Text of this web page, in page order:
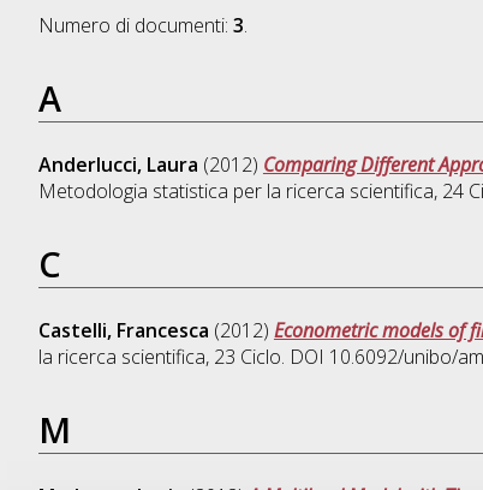
Numero di documenti: 3.
A
Anderlucci, Laura (2012) Comparing Different
Metodologia statistica per la ricerca scientifica, 24
C
Castelli, Francesca (2012) Econometric models of
la ricerca scientifica, 23 Ciclo. DOI 10.6092/unibo/
M